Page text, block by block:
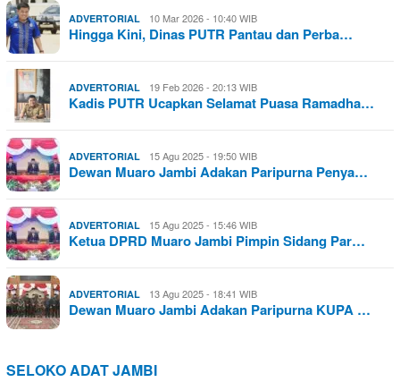
ADVERTORIAL 10 Mar 2026 - 10:40 WIB
Hingga Kini, Dinas PUTR Pantau dan Perba…
ADVERTORIAL 19 Feb 2026 - 20:13 WIB
Kadis PUTR Ucapkan Selamat Puasa Ramadha…
ADVERTORIAL 15 Agu 2025 - 19:50 WIB
Dewan Muaro Jambi Adakan Paripurna Penya…
ADVERTORIAL 15 Agu 2025 - 15:46 WIB
Ketua DPRD Muaro Jambi Pimpin Sidang Par…
ADVERTORIAL 13 Agu 2025 - 18:41 WIB
Dewan Muaro Jambi Adakan Paripurna KUPA …
SELOKO ADAT JAMBI